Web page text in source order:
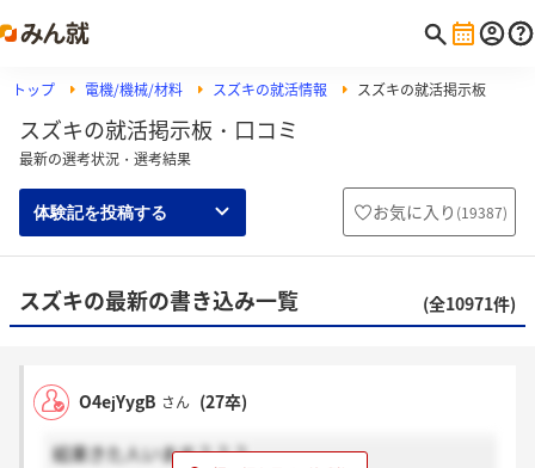
トップ 電機/機械/材料 スズキの就活情報 スズキの就活掲示板
スズキの就活掲示板・口コミ
最新の選考状況・選考結果
体験記を投稿する お気に入り (19387)
スズキの最新の書き込み一覧 (全10971件)
O4ejYygB さん (27卒)
結果きた人います？？？